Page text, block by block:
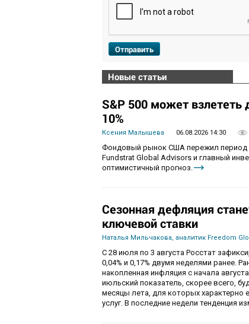
Отправить
Новые статьи
S&P 500 может взлететь
10%
Ксения Малышева 06.08.2026 14:30
Фондовый рынок США пережил период
Fundstrat Global Advisors и главный
оптимистичный прогноз.
Сезонная дефляция
ключевой ставки
Наталья Мильчакова, аналитик Freedom
С 28 июля по 3 августа Росстат
0,04% и 0,17% двумя неделями ранее.
накопленная инфляция с начала
июльский показатель, скорее всего,
месяцы лета, для которых характерно
услуг. В последние недели тенденция